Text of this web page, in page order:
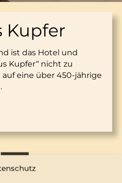
Kupfer
ist das Hotel und
Kupfer“ nicht zu
auf eine über 450-jährige